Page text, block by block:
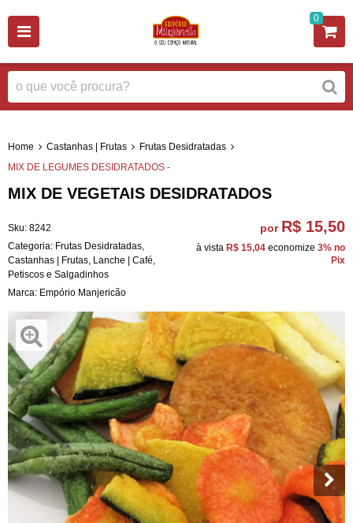
0
Home Castanhas | Frutas
Frutas Desidratadas
MIX DE LEGUMES DESIDRATADOS -
MIX DE VEGETAIS DESIDRATADOS
Sku: 8242
Categoria: Frutas Desidratadas
Castanhas | Frutas Lanche | Café
Petiscos e Salgadinhos
Marca: Empório Manjericão
por R$ 15,50
à vista R$ 15,04 economize 3% no
Pix